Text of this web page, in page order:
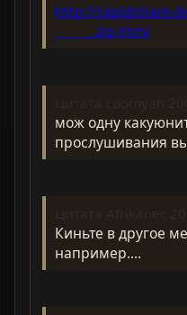
http://
______.zip.html
мож одну
прослушивания
Киньте в другое
например....